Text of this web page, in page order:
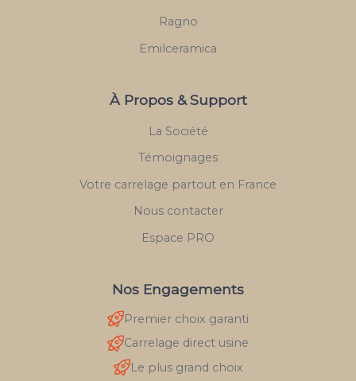
Ragno
Emilceramica
À Propos & Support
La Société
Témoignages
Votre carrelage partout en France
Nous contacter
Espace PRO
Nos Engagements
Premier choix garanti
Carrelage direct usine
Le plus grand choix